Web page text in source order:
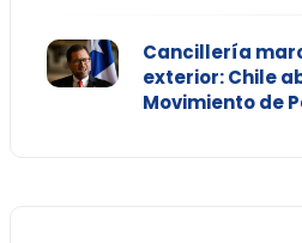
Cancillería
exterior: Chile
Movimiento de